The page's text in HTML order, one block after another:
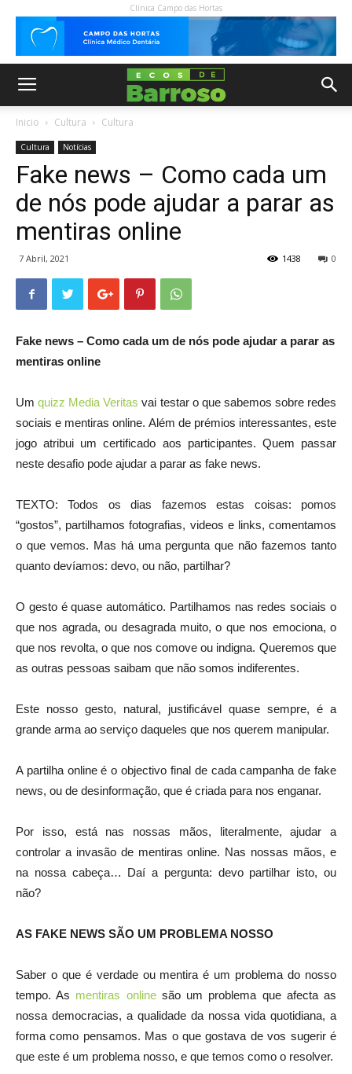
Clínica Campo das Hortas
Inicio Cultura Cultura
Cultura Notícias
Fake news – Como cada um
de nós pode ajudar a parar as
mentiras online
7 Abril, 2021 0
1438
Fake news – Como cada um de nós pode ajudar a parar as
mentiras online
Umquizz Media Veritas vai testar o que sabemos sobre redes
sociais e mentiras online. Além de prémios interessantes, este
jogo atribui um certificado aos participantes. Quem passar
neste desafio pode ajudar a parar as fake news.
TEXTO: Todos os dias fazemos estas coisas: pomos
“gostos”, partilhamos fotografias, videos e links, comentamos
o que vemos. Mas há uma pergunta que não fazemos tanto
quanto devíamos: devo, ou não, partilhar?
O gesto é quase automático. Partilhamos nas redes sociais o
que nos agrada, ou desagrada muito, o que nos emociona, o
que nos revolta, o que nos comove ou indigna. Queremos que
as outras pessoas saibam que não somos indiferentes.
Este nosso gesto, natural, justificável quase sempre, é a
grande arma ao serviço daqueles que nos querem manipular.
A partilha online é o objectivo final de cada campanha de fake
news, ou de desinformação, que é criada para nos enganar.
Por isso, está nas nossas mãos, literalmente, ajudar a
controlar a invasão de mentiras online. Nas nossas mãos, e
na nossa cabeça… Daí a pergunta: devo partilhar isto, ou
não?
AS FAKE NEWS SÃO UM PROBLEMA NOSSO
Saber o que é verdade ou mentira é um problema do nosso
tempo. As mentiras onlinesão um problema que afecta as
nossa democracias, a qualidade da nossa vida quotidiana, a
forma como pensamos. Mas o que gostava de vos sugerir é
que este é um problema nosso, e que temos como o resolver.